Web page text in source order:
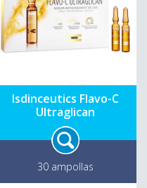
Isdinceutics Flavo-C
Ultraglican
30 ampollas